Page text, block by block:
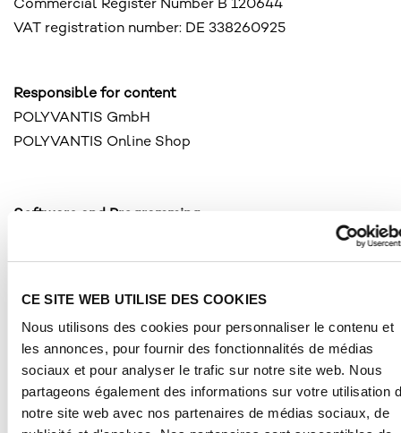
CE SITE WEB UTILISE DES COOKIES
Nous utilisons des cookies pour personnaliser le contenu et
les annonces, pour fournir des fonctionnalités de médias
sociaux et pour analyser le trafic sur notre site web. Nous
partageons également des informations sur votre utilisation
notre site web avec nos partenaires de médias sociaux, de
Commercial Register Number B 120644
VAT registration number: DE 338260925
Responsible for content
POLYVANTIS GmbH
POLYVANTIS Online Shop
Software and Programming
Neue Börsenstraße 6